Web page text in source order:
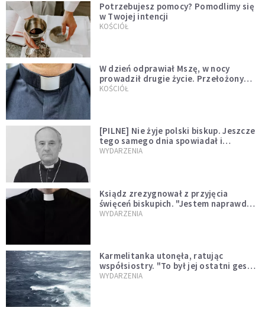
Potrzebujesz pomocy? Pomodlimy się
w Twojej intencji
KOŚCIÓŁ
W dzień odprawiał Mszę, w nocy
prowadził drugie życie. Przełożony
kazał mu opuścić zakon
KOŚCIÓŁ
[PILNE] Nie żyje polski biskup. Jeszcze
tego samego dnia spowiadał i
sprawował Mszę świętą
WYDARZENIA
Ksiądz zrezygnował z przyjęcia
święceń biskupich. "Jestem naprawdę
niegodny"
WYDARZENIA
Karmelitanka utonęła, ratując
współsiostry. "To był jej ostatni gest
miłości"
WYDARZENIA